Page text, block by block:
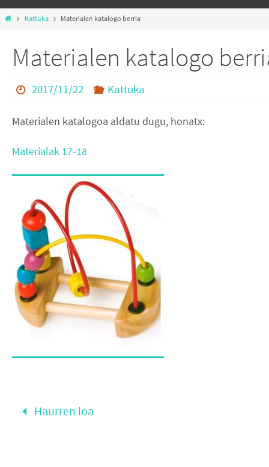
Kattuka Materialen katalogo berria
Materialen katalogo
2017/11/22 Kattuka
Materialen katalogoa aldatu dugu, honatx:
Materialak 17-18
Haurren loa